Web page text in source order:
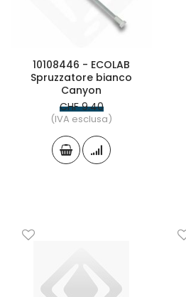
10108446 - ECOLAB
Spruzzatore bianco
Canyon
CHF 9.40
(IVA esclusa)